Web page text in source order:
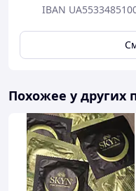
Преимущества
Вся
официально.
Хранится в
IBAN
Похожее у других